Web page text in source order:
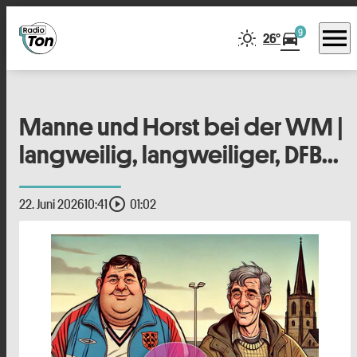
26°directions_car9 menu
Manne und Horst bei der WM |
langweilig, langweiliger, DFB...
22. Juni 202610:41play_circle_outline 01:02